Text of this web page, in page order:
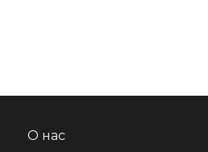
О нас